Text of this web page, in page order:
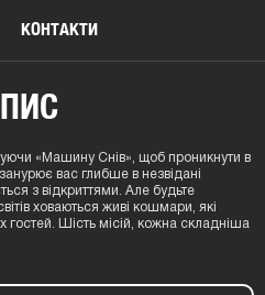
КОНТАКТИ
«Машину Снів», щоб проникнути в
вас глибше в незвідані
з відкриттями. Але будьте
ховаються живі кошмари, які
гостей. Шість місій, кожна складніша